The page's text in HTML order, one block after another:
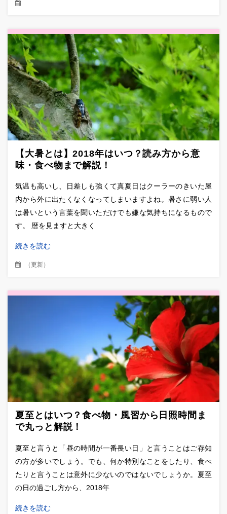
【大暑とは】2018年はいつ？読み方から意
味・食べ物まで解説！
気温も高いし、日差しも強くて真夏日はクーラーのきいた屋
内から外に出たくなくなってしまいますよね。暑さに弱い人
は暑いという言葉を聞いただけでも嫌な気持ちになるもので
す。 暦を見ますと大きく
続きを読む
（更新）
夏至とはいつ？食べ物・風習から日照時間ま
で丸っと解説！
夏至と言うと「昼の時間が一番長い日」と言うことはご存知
の方が多いでしょう。でも、何か特別なことをしたり、食べ
たりと言うことは意外に少ないのではないでしょうか。夏至
の日の過ごし方から、2018年
続きを読む